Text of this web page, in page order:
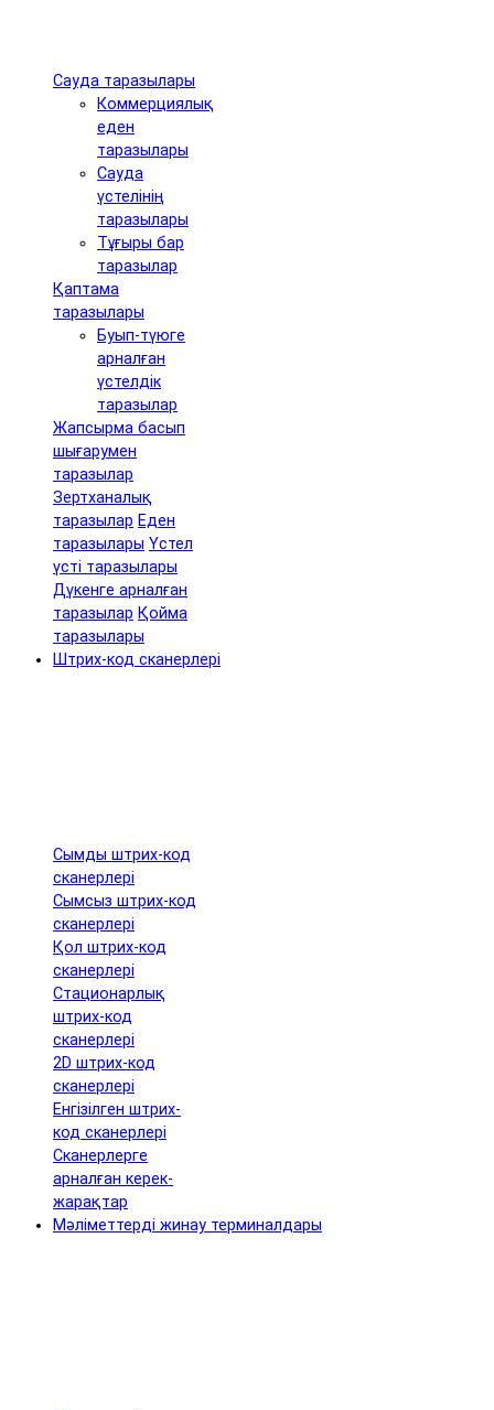
Сауда таразылары
Коммерциялық
еден
таразылары
Сауда
үстелінің
таразылары
Тұғыры бар
таразылар
Қаптама
таразылары
Буып-түюге
арналған
үстелдік
таразылар
Жапсырма басып
шығарумен
таразылар
Зертханалық
таразылар Еден
таразылары Үстел
үсті таразылары
Дүкенге арналған
таразылар Қойма
таразылары
Штрих-код сканерлері
Сымды штрих-код
сканерлері
Сымсыз штрих-код
сканерлері
Қол штрих-код
сканерлері
Стационарлық
штрих-код
сканерлері
2D штрих-код
сканерлері
Енгізілген штрих-
код сканерлері
Сканерлерге
арналған керек-
жарақтар
Мәліметтерді жинау терминалдары